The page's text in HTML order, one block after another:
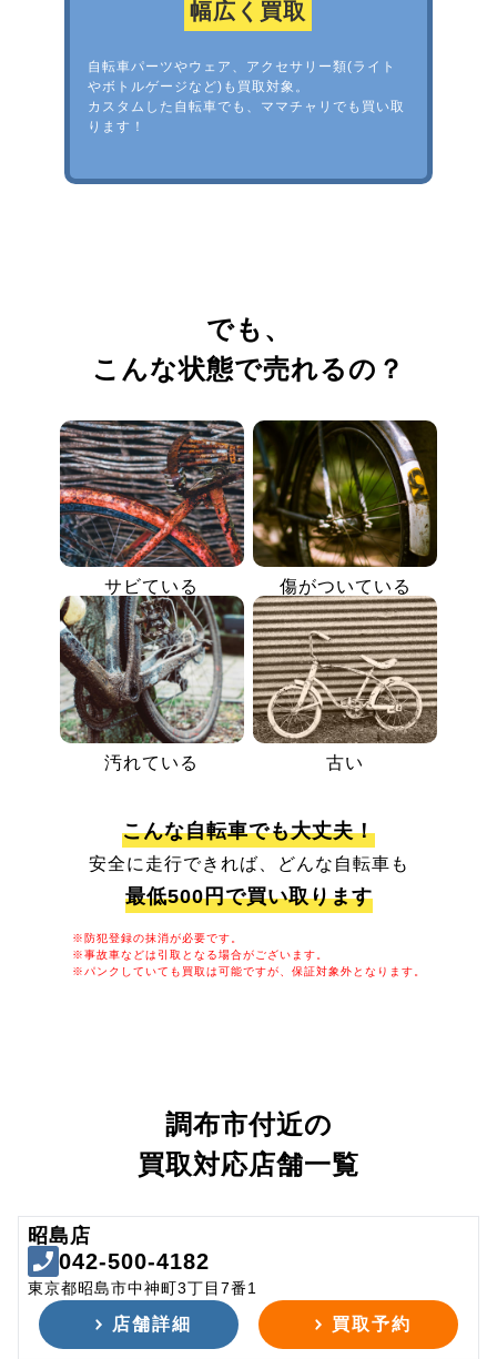
幅広く買取
自転車パーツやウェア、アクセサリー類(ライト
やボトルゲージなど)も買取対象。
カスタムした自転車でも、ママチャリでも買い取
ります！
でも、
こんな状態で売れるの？
サビている 傷がついている
汚れている 古い
こんな自転車でも大丈夫！
安全に走行できれば、どんな自転車も
最低500円で買い取ります
※防犯登録の抹消が必要です。
※事故車などは引取となる場合がございます。
※パンクしていても買取は可能ですが、保証対象外となります。
調布市付近の
買取対応店舗一覧
昭島店
042-500-4182
東京都昭島市中神町3丁目7番1
店舗詳細 買取予約